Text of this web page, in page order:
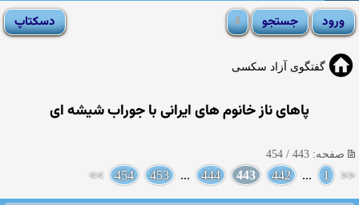
گفتگوی آزاد سکسی
پاهای ناز خانوم های ایرانی با جوراب شیشه ای
صفحه: 443 / 454
<<
1
...
442
443
444
...
453
454
>>